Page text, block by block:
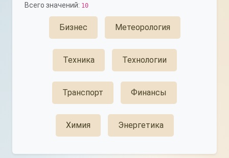
Всего значений: 10
Бизнес Метеорология
Техника Технологии
Транспорт Финансы
Химия Энергетика